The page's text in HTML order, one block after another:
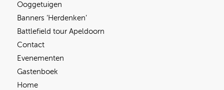
Ooggetuigen
Banners ‘Herdenken’
Battlefield tour Apeldoorn
Contact
Evenementen
Gastenboek
Home